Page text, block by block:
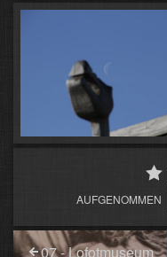
AUFGENOMMEN
07 - Lofotmuseum